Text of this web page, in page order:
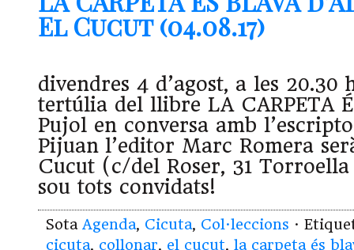
El Cucut (04.08.17)
divendres 4 d’agost, a les 20.30
tertúlia del llibre LA CARPETA
Pujol en conversa amb
Pijuan l’editor Marc Romera
Cucut (c/del Roser, 31
sou tots convidats!
Sota Agenda, Cicuta, Col·leccions ·
cicuta, collonar, el cucut, la carpeta és